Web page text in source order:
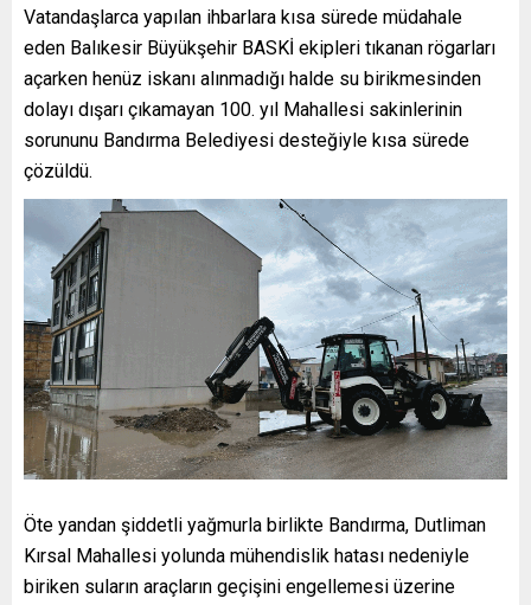
Vatandaşlarca yapılan ihbarlara kısa sürede müdahale
eden Balıkesir Büyükşehir BASKİ ekipleri tıkanan rögarları
açarken henüz iskanı alınmadığı halde su birikmesinden
dolayı dışarı çıkamayan 100. yıl Mahallesi sakinlerinin
sorununu Bandırma Belediyesi desteğiyle kısa sürede
çözüldü.
Öte yandan şiddetli yağmurla birlikte Bandırma, Dutliman
Kırsal Mahallesi yolunda mühendislik hatası nedeniyle
biriken suların araçların geçişini engellemesi üzerine